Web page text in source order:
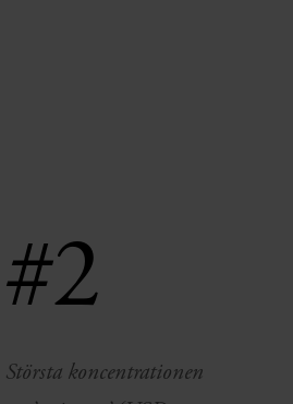
#2
Största koncentrationen